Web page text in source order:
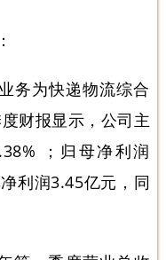
务为快递物流综合
财报显示，公司主
；归母净利润
利润3.45亿元，同